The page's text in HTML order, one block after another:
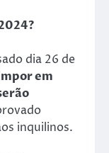
dia 26 de
em
inquilinos.